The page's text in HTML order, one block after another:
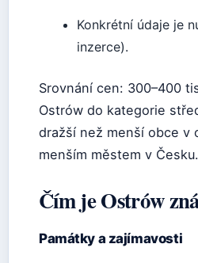
Konkrétní údaje je
inzerce).
Srovnání cen: 300–400
Ostrów do kategorie
dražší než menší obce v
menším městem v Česku.
Čím je Ostrów
Památky a zajímavosti